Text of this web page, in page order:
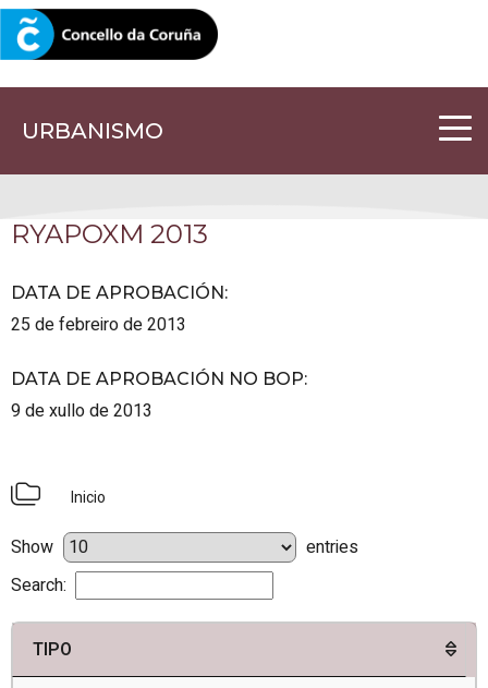
URBANISMO
CORUNA.GAL
RYAPOXM 2013
DATA DE APROBACIÓN:
25 de febreiro de 2013
DATA DE APROBACIÓN NO BOP:
9 de xullo de 2013
Inicio
Show
entries
Search:
TIPO